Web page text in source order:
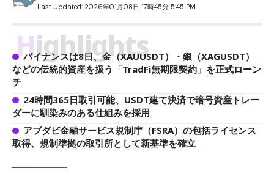
Last Updated: 2026年01月08日 17時45分 5:45 PM
Highlights
バイナンスは8日、金（XAUUSDT）・銀（XAGUSDT）
などの伝統的資産を扱う「TradFi無期限契約」を正式ローン
チ
24時間365日取引可能、USDT建て決済で暗号資産トレー
ダーに馴染みのある仕組みを採用
アブダビ金融サービス規制庁（FSRA）の包括ライセンス
取得、規制準拠の取引所として新基準を確立